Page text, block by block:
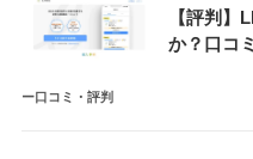
【評判】
か？口コ
ー口コミ・評判